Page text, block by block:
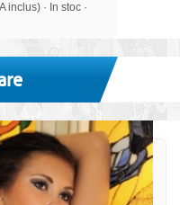
inclus) · In stoc ·